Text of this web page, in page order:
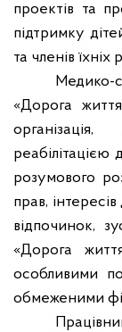
проектів та
підтримку
та членів їхніх
Медико-
«Дорога
реабілітацією
розумового
прав, інтересів
відпочинок,
«Дорога
особливими
обмеженими